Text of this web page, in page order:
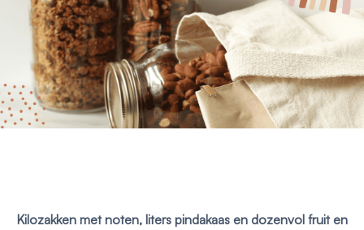
Kilozakken met noten, liters pindakaas en dozenvol fruit en